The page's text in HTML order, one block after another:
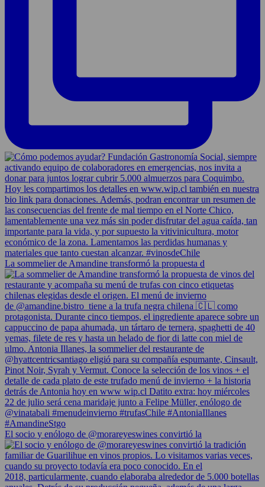
La sommelier de Amandine transformó la propuesta d
El socio y enólogo de @morareyeswines convirtió la